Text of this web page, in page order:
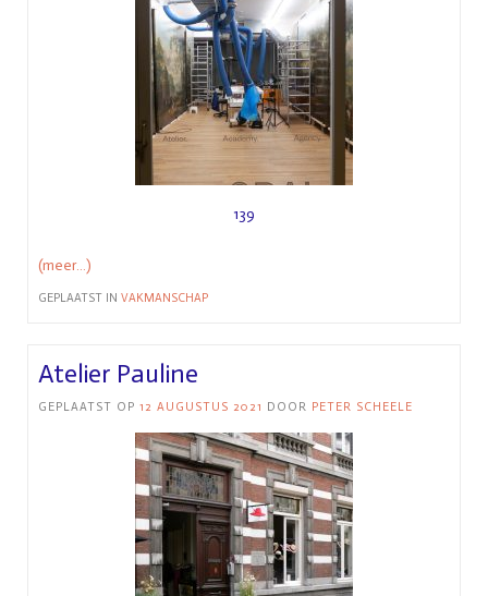
139
(meer…)
GEPLAATST IN VAKMANSCHAP
Atelier Pauline
GEPLAATST OP 12 AUGUSTUS 2021 DOOR PETER SCHEELE